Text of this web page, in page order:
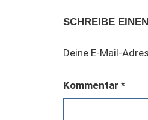
SCHREIBE
Deine E-Mail-
Kommentar *